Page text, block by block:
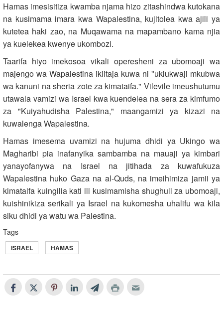
Hamas imesisitiza kwamba njama hizo zitashindwa kutokana
na kusimama imara kwa Wapalestina, kujitolea kwa ajili ya
kutetea haki zao, na Muqawama na mapambano kama njia
ya kuelekea kwenye ukombozi.
Taarifa hiyo imekosoa vikali operesheni za ubomoaji wa
majengo wa Wapalestina ikiitaja kuwa ni "ukiukwaji mkubwa
wa kanuni na sheria zote za kimataifa." Vilevile imeushutumu
utawala vamizi wa Israel kwa kuendelea na sera za kimfumo
za "Kuiyahudisha Palestina," maangamizi ya kizazi na
kuwalenga Wapalestina.
Hamas imesema uvamizi na hujuma dhidi ya Ukingo wa
Magharibi pia inafanyika sambamba na mauaji ya kimbari
yanayofanywa na Israel na jitihada za kuwafukuza
Wapalestina huko Gaza na al-Quds, na imeihimiza jamii ya
kimataifa kuingilia kati ili kusimamisha shughuli za ubomoaji,
kuishinikiza serikali ya Israel na kukomesha uhalifu wa kila
siku dhidi ya watu wa Palestina.
Tags
ISRAEL HAMAS